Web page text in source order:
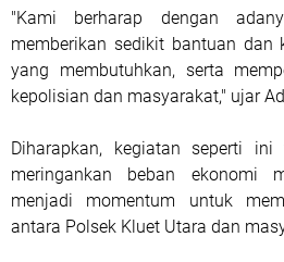
"Kami berharap dengan
memberikan sedikit bantuan dan
yang membutuhkan, serta
kepolisian dan masyarakat," ujar
Diharapkan, kegiatan seperti
meringankan beban ekonomi
menjadi momentum untuk
antara Polsek Kluet Utara dan